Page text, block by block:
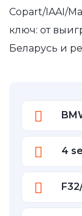
Copart/IAAI/
ключ: от
Беларусь и
4